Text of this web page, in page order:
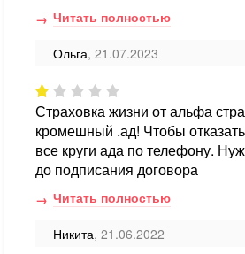
Читать полностью
Ольга, 21.07.2023
Страховка жизни от альфа
кромешный .ад! Чтобы
все круги ада по телефону.
до подписания договора
Читать полностью
Никита, 21.06.2022